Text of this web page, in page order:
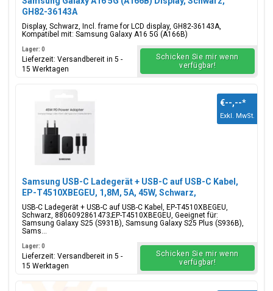
GH82-36143A
Display, Schwarz, Incl. frame for LCD display, GH82-36143A,
Kompatibel mit: Samsung Galaxy A16 5G (A166B)
Lager: 0
Lieferzeit: Versandbereit in 5 -
15 Werktagen
Schicken Sie mir wenn
verfügbar!
Samsung USB-C Ladegerät + USB-C auf USB-C Kabel,
EP-T4510XBEGEU, 1,8M, 5A, 45W, Schwarz,
Blisterverpackung, 8806092861473;EP-T4510XBEGEU
USB-C Ladegerät + USB-C auf USB-C Kabel, EP-T4510XBEGEU,
Schwarz, 8806092861473;EP-T4510XBEGEU, Geeignet für:
Samsung Galaxy S25 (S931B), Samsung Galaxy S25 Plus (S936B),
Sams...
€--,--*
Exkl. MwSt.
Lager: 0
Lieferzeit: Versandbereit in 5 -
15 Werktagen
Schicken Sie mir wenn
verfügbar!